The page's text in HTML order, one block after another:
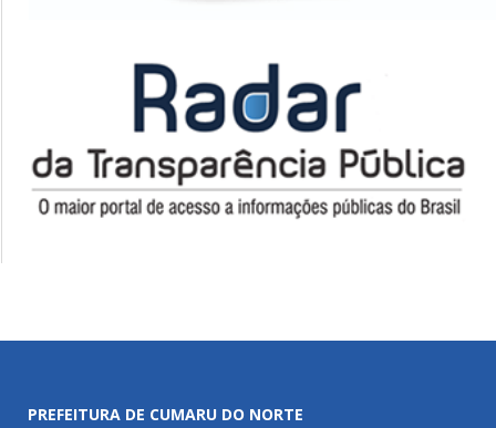
PREFEITURA DE CUMARU DO NORTE